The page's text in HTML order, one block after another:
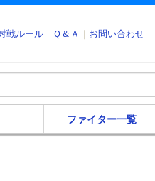
戦ルール Ｑ＆Ａ お問い合わせ
ファイター一覧